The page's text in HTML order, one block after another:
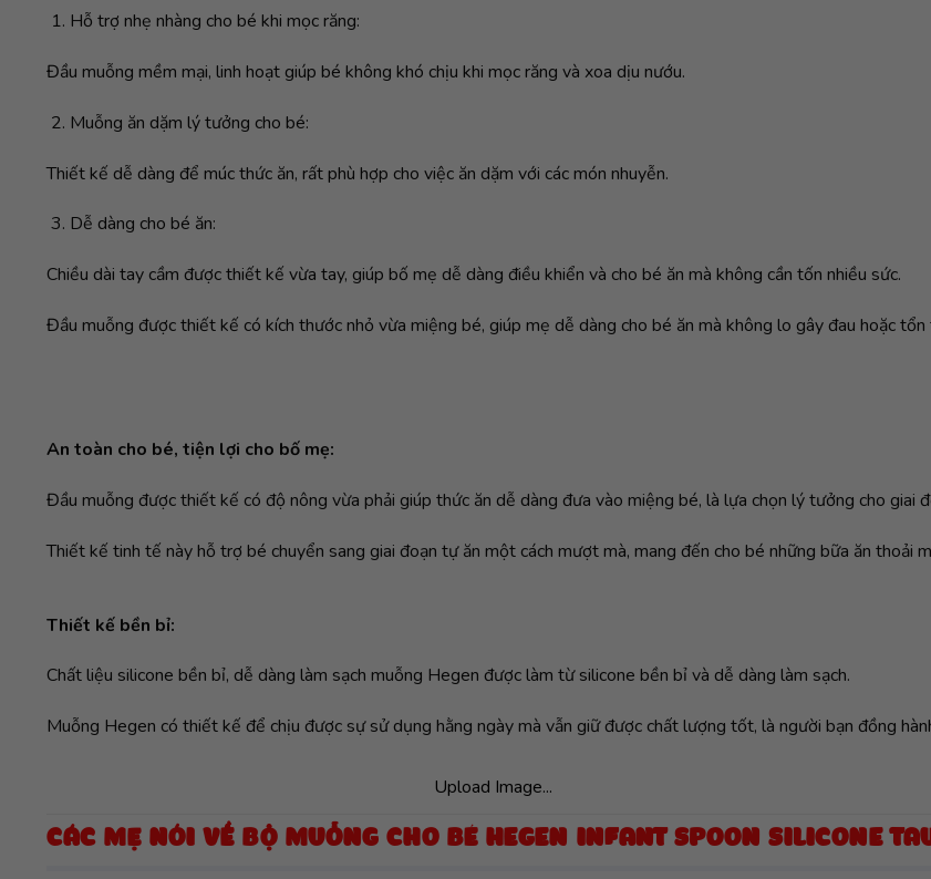
Upload Image...
Hỗ trợ nhẹ nhàng cho bé khi mọc răng:
Đầu muỗng mềm mại, linh hoạt giúp bé không khó chịu khi mọc răng và xoa dịu nướu.
Muỗng ăn dặm lý tưởng cho bé:
Thiết kế dễ dàng để múc thức ăn, rất phù hợp cho việc ăn dặm với các món nhuyễn.
Dễ dàng cho bé ăn:
Chiều dài tay cầm được thiết kế vừa tay, giúp bố mẹ dễ dàng điều khiển và cho bé ăn mà không cần tốn nhiều sức.
Đầu muỗng được thiết kế có kích thước nhỏ vừa miệng bé, giúp mẹ dễ dàng cho bé ăn mà không lo gây đau hoặc
An toàn cho bé, tiện lợi cho bố mẹ:
Đầu muỗng được thiết kế có độ nông vừa phải giúp thức ăn dễ dàng đưa vào miệng bé, là lựa chọn lý tưởng cho giai
Thiết kế tinh tế này hỗ trợ bé chuyển sang giai đoạn tự ăn một cách mượt mà, mang đến cho bé những bữa ăn thoải
Thiết kế bền bỉ:
Chất liệu silicone bền bỉ, dễ dàng làm sạch muỗng Hegen được làm từ silicone bền bỉ và dễ dàng làm sạch.
Muỗng Hegen có thiết kế để chịu được sự sử dụng hằng ngày mà vẫn giữ được chất lượng tốt, là người bạn đồng
CÁC MẸ NÓI VỀ BỘ MUỖNG CHO BÉ HEGEN INFANT SPOON SILICONE